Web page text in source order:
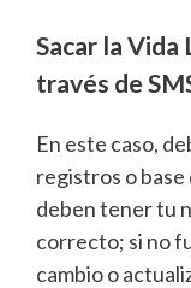
Sacar la
través de
En este caso,
registros o base
deben tener tu
correcto; si no
cambio o